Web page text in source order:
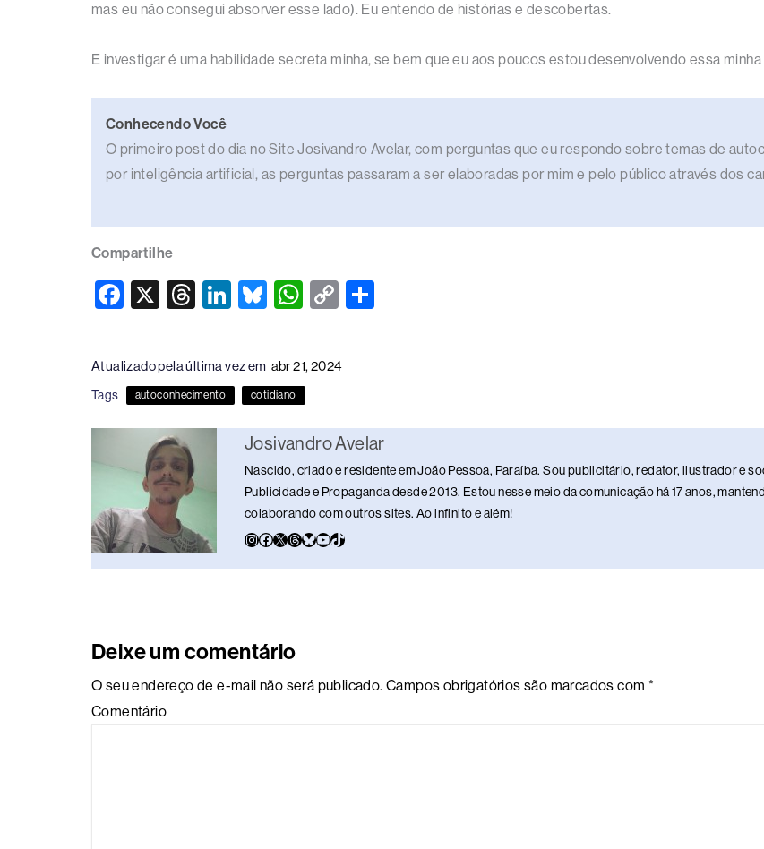
mas eu não consegui absorver esse lado). Eu entendo de histórias e descobertas.
E investigar é uma habilidade secreta minha, se bem que eu aos poucos estou desenvolvendo essa
Conhecendo Você
O primeiro post do dia no Site Josivandro Avelar, com perguntas que eu respondo sobre temas de
por inteligência artificial, as perguntas passaram a ser elaboradas por mim e pelo público através dos
Compartilhe
F
e
b
o
o
X
T
a
d
s
Li
e
dI
n
Bl
sk
y
W
s
A
p
p
C
y
n
k
Atualizado pela última vez em abr 21, 2024
Tags autoconhecimento cotidiano
Josivandro Avelar
Nascido, criado e residente em João Pessoa, Paraíba. Sou publicitário, redator, ilustrador e
Publicidade e Propaganda desde 2013. Estou nesse meio da comunicação há 17 anos,
colaborando com outros sites. Ao infinito e além!
Deixe um comentário
O seu endereço de e-mail não será publicado. Campos obrigatórios são marcados com *
Comentário